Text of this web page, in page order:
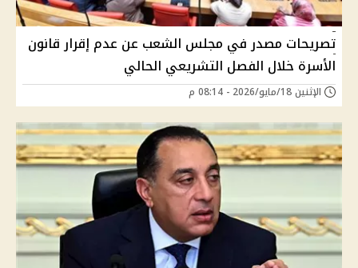
تصريحات مصدر في مجلس الشعب عن عدم إقرار قانون
الأسرة خلال الفصل التشريعي الحالي
الإثنين 18/مايو/2026 - 08:14 م